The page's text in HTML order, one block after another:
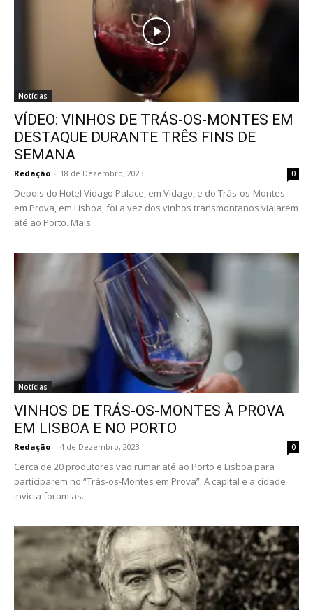
Notícias
VÍDEO: VINHOS DE TRÁS-OS-MONTES EM
DESTAQUE DURANTE TRÊS FINS DE
SEMANA
Redação - 18 de Dezembro, 2023 0
Depois do Hotel Vidago Palace, em Vidago, e do Trás-os-Montes
em Prova, em Lisboa, foi a vez dos vinhos transmontanos viajarem
até ao Porto. Mais...
Notícias
VINHOS DE TRÁS-OS-MONTES À PROVA
EM LISBOA E NO PORTO
Redação - 4 de Dezembro, 2023 0
Cerca de 20 produtores vão rumar até ao Porto e Lisboa para
participarem no “Trás-os-Montes em Prova”. A capital e a cidade
invicta foram as...